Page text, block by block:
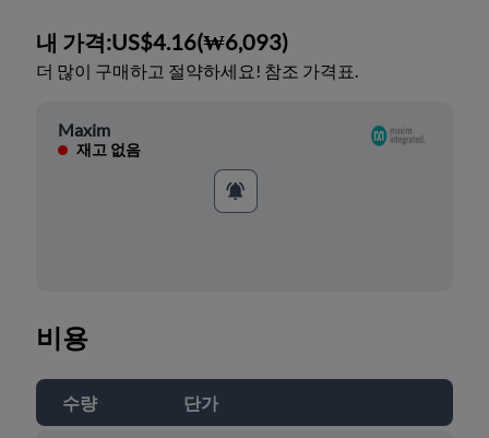
내 가격:US$4.16(₩6,093)
더 많이 구매하고 절약하세요! 참조 가격표.
Maxim
재고 없음
비용
수량 단가